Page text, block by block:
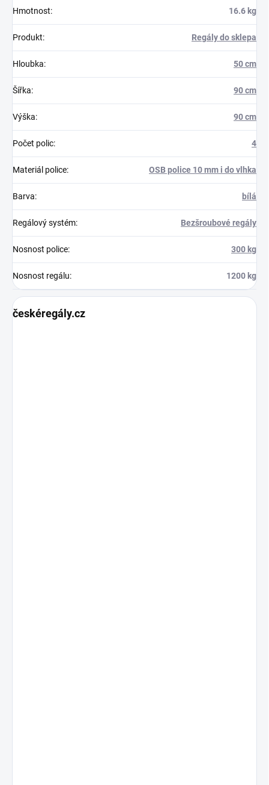
Hmotnost: 16.6 kg
Produkt: Regály do sklepa
Hloubka: 50 cm
Šířka: 90 cm
Výška: 90 cm
Počet polic: 4
Materiál police: OSB police 10 mm i do vlhka
Barva: bílá
Regálový systém: Bezšroubové regály
Nosnost police: 300 kg
Nosnost regálu: 1200 kg
českéregály.cz